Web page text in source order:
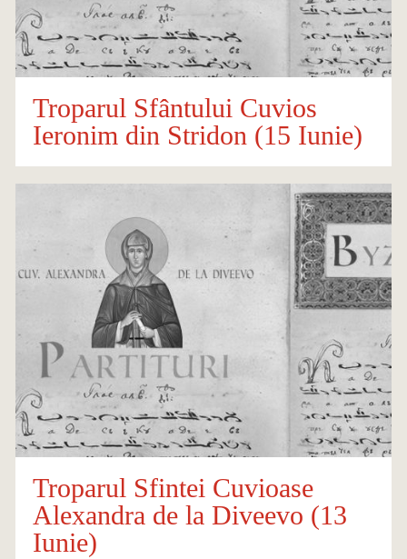
Troparul Sfântului Cuvios
Ieronim din Stridon (15 Iunie)
Troparul Sfintei Cuvioase
Alexandra de la Diveevo (13
Iunie)